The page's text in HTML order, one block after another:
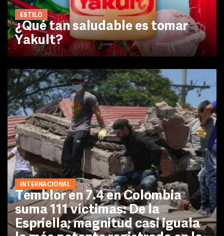
ESTILO
¿Qué tan saludable es tomar
Yakult?
INTERNACIONAL
Temblor en 7.4 en Colombia
suma 111 víctimas: De la
Espriella; magnitud casi iguala